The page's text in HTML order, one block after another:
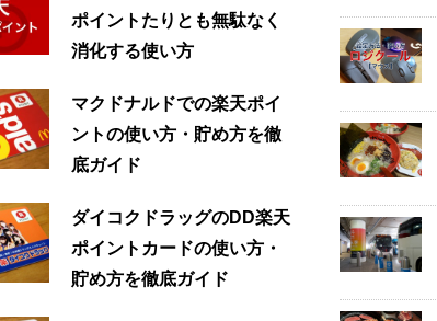
ポイントたりとも無駄なく
消化する使い方
マクドナルドでの楽天ポイ
ントの使い方・貯め方を徹
底ガイド
ダイコクドラッグのDD楽天
ポイントカードの使い方・
貯め方を徹底ガイド